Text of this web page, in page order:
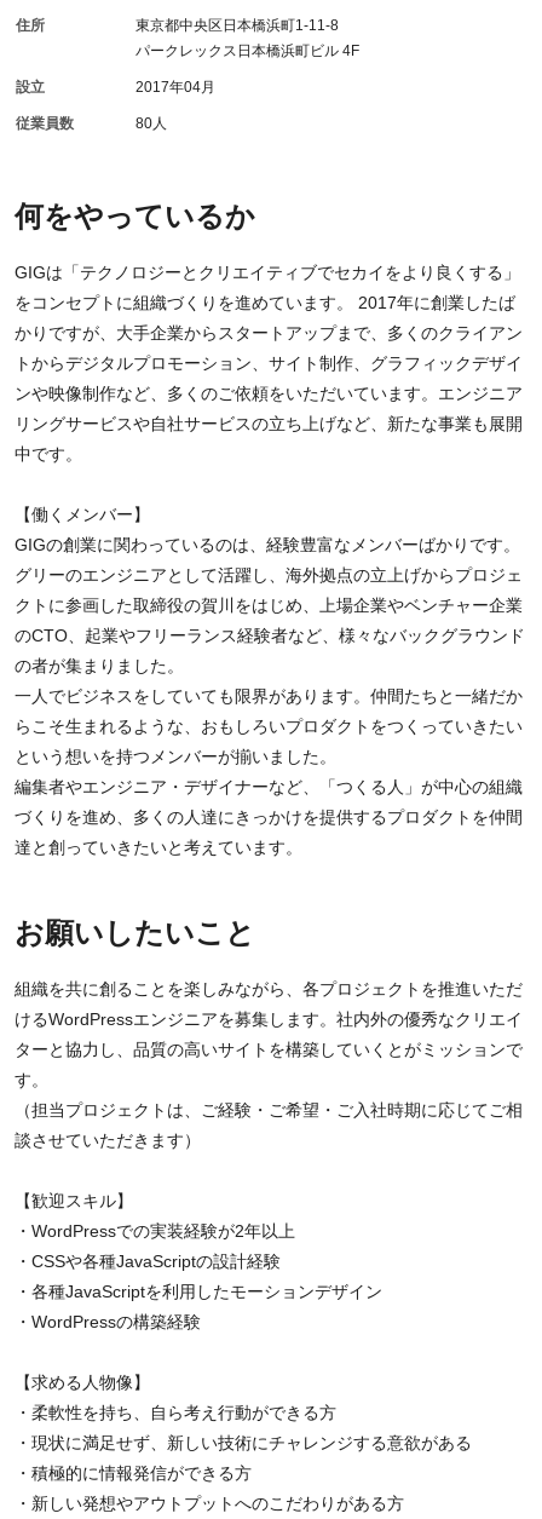
何をやっているか
GIGは「テクノロジーとクリエイティブでセカイをより良くする」
をコンセプトに組織づくりを進めています。 2017年に創業したば
かりですが、大手企業からスタートアップまで、多くのクライアン
トからデジタルプロモーション、サイト制作、グラフィックデザイ
ンや映像制作など、多くのご依頼をいただいています。エンジニア
リングサービスや自社サービスの立ち上げなど、新たな事業も展開
中です。
【働くメンバー】
GIGの創業に関わっているのは、経験豊富なメンバーばかりです。
グリーのエンジニアとして活躍し、海外拠点の立上げからプロジェ
クトに参画した取締役の賀川をはじめ、上場企業やベンチャー企業
のCTO、起業やフリーランス経験者など、様々なバックグラウンド
の者が集まりました。
一人でビジネスをしていても限界があります。仲間たちと一緒だか
らこそ生まれるような、おもしろいプロダクトをつくっていきたい
という想いを持つメンバーが揃いました。
編集者やエンジニア・デザイナーなど、「つくる人」が中心の組織
づくりを進め、多くの人達にきっかけを提供するプロダクトを仲間
達と創っていきたいと考えています。
お願いしたいこと
組織を共に創ることを楽しみながら、各プロジェクトを推進いただ
けるWordPressエンジニアを募集します。社内外の優秀なクリエイ
ターと協力し、品質の高いサイトを構築していくとがミッションで
す。
（担当プロジェクトは、ご経験・ご希望・ご入社時期に応じてご相
談させていただきます）
【歓迎スキル】
・WordPressでの実装経験が2年以上
・CSSや各種JavaScriptの設計経験
・各種JavaScriptを利用したモーションデザイン
・WordPressの構築経験
【求める人物像】
・柔軟性を持ち、自ら考え行動ができる方
・現状に満足せず、新しい技術にチャレンジする意欲がある
・積極的に情報発信ができる方
・新しい発想やアウトプットへのこだわりがある方
住所
東京都中央区日本橋浜町1-11-8
パークレックス日本橋浜町ビル 4F
設立 2017年04月
従業員数 80人